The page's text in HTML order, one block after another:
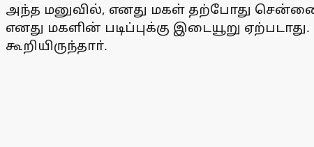
அந்த மனுவில், எனது மகள் தற்போது
எனது மகளின் படிப்புக்கு இடையூறு
கூறியிருந்தாா்.